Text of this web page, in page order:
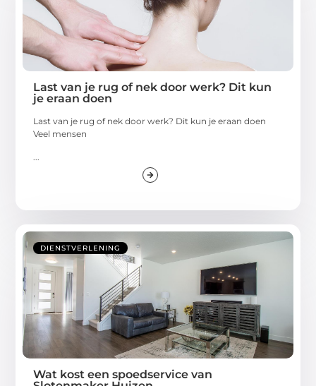
Last van je rug of nek door werk? Dit kun
je eraan doen
Last van je rug of nek door werk? Dit kun je eraan doen
Veel mensen
DIENSTVERLENING
Wat kost een spoedservice van